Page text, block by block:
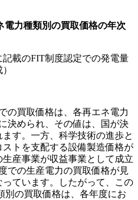
電力種類別の買取価格の年次
記載のFIT制度認定での発電量
の買取価格は、各再エネ電力
決められ、その値は、国が決
す。一方、科学技術の進歩と
トを支配する設備製造価格が
産事業が収益事業として成立
での生産電力の買取価格が見
ています。したがって、この
別の買取価格は、各年度にお